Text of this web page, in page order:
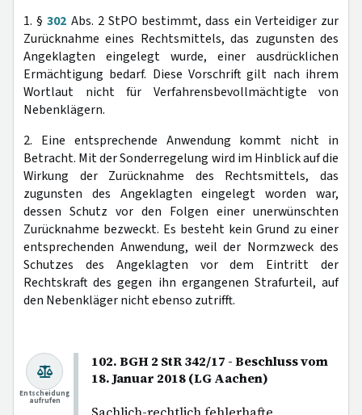
1. §302 Abs. 2 StPO bestimmt, dass ein Verteidiger zur
Zurücknahme eines Rechtsmittels, das zugunsten des
Angeklagten eingelegt wurde, einer ausdrücklichen
Ermächtigung bedarf. Diese Vorschrift gilt nach ihrem
Wortlaut nicht für Verfahrensbevollmächtigte von
Nebenklägern.
2. Eine entsprechende Anwendung kommt nicht in
Betracht. Mit der Sonderregelung wird im Hinblick auf die
Wirkung der Zurücknahme des Rechtsmittels, das
zugunsten des Angeklagten eingelegt worden war,
dessen Schutz vor den Folgen einer unerwünschten
Zurücknahme bezweckt. Es besteht kein Grund zu einer
entsprechenden Anwendung, weil der Normzweck des
Schutzes des Angeklagten vor dem Eintritt der
Rechtskraft des gegen ihn ergangenen Strafurteil, auf
den Nebenkläger nicht ebenso zutrifft.
102. BGH 2 StR 342/17 - Beschluss vom
18. Januar 2018 (LG Aachen)
Entscheidung
aufrufen